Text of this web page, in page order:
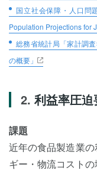
国立社会保障・人口問
Population Projections for
総務省統計局「家計調
の概要」
利益率圧
課題
近年の食品製造業
ギー・物流コスト